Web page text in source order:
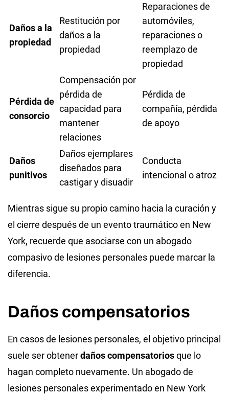
Daños a la
propiedad
Restitución por
daños a la
propiedad
Reparaciones de
automóviles,
reparaciones o
reemplazo de
propiedad
Pérdida de
consorcio
Compensación por
pérdida de
capacidad para
mantener
relaciones
Pérdida de
compañía, pérdida
de apoyo
Daños
punitivos
Daños ejemplares
diseñados para
castigar y disuadir
Conducta
intencional o atroz
Mientras sigue su propio camino hacia la curación y
el cierre después de un evento traumático en New
York, recuerde que asociarse con un abogado
compasivo de lesiones personales puede marcar la
diferencia.
Daños compensatorios
En casos de lesiones personales, el objetivo principal
suele ser obtenerdaños compensatoriosque lo
hagan completo nuevamente. Un abogado de
lesiones personales experimentado en New York